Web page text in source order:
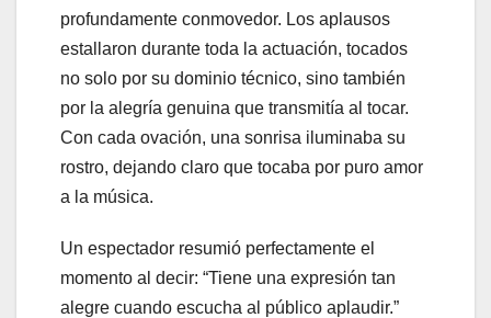
profundamente conmovedor. Los aplausos
estallaron durante toda la actuación, tocados
no solo por su dominio técnico, sino también
por la alegría genuina que transmitía al tocar.
Con cada ovación, una sonrisa iluminaba su
rostro, dejando claro que tocaba por puro amor
a la música.
Un espectador resumió perfectamente el
momento al decir: “Tiene una expresión tan
alegre cuando escucha al público aplaudir.”